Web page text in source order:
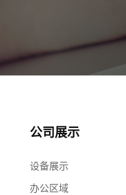
公司展示
设备展示
办公区域